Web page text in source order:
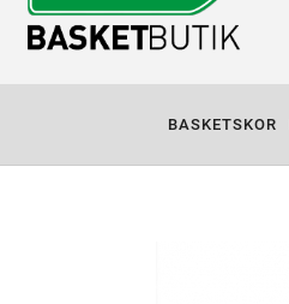
BASKETSKOR